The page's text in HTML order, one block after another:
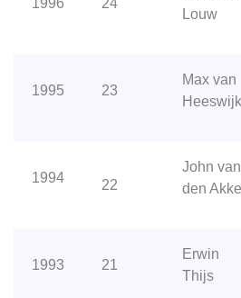
Louw
1995 23
Max van
Heeswijk
1994 22
John van
den
1993 21
Erwin
Thijs